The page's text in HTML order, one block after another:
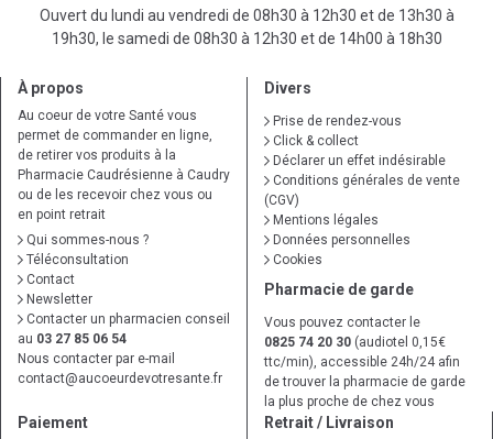
Ouvert du lundi au vendredi de 08h30 à 12h30 et de 13h30 à
19h30, le samedi de 08h30 à 12h30 et de 14h00 à 18h30
À propos
Au coeur de votre Santé vous
permet de commander en ligne,
de retirer vos produits à la
Pharmacie Caudrésienne à Caudry
ou de les recevoir chez vous ou
en point retrait
Qui sommes-nous ?
Téléconsultation
Contact
Newsletter
Contacter un pharmacien conseil
au 03 27 85 06 54
Nous contacter par e-mail
contact@aucoeurdevotresante.fr
Divers
Prise de rendez-vous
Click & collect
Déclarer un effet indésirable
Conditions générales de vente
(CGV)
Mentions légales
Données personnelles
Cookies
Pharmacie de garde
Vous pouvez contacter le
0825 74 20 30 (audiotel 0,15€
ttc/min), accessible 24h/24 afin
de trouver la pharmacie de garde
la plus proche de chez vous
Paiement Retrait / Livraison